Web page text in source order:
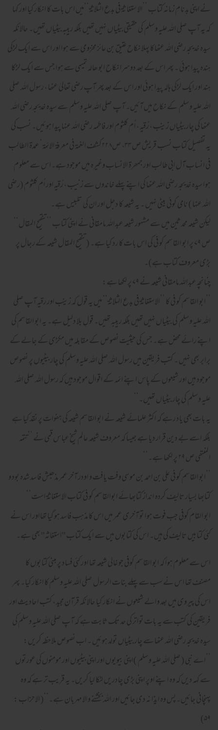
نے اپنی بدنامِ زمانہ کتاب ’’الا ستغا ثۃ فی بدع الثلاثۃ‘‘میں اس بات کا انکار کیا اور کہا
کہ یہ آپ صلی اللہ علیہ وسلم کی حقیقی بیٹیاں نہیں تھیں بلکہ ربیبہ بیٹیاں تھیں۔ حالانکہ
سیدہ خدیجہ رضی اللہ عنھاکا پہلا نکاح عتیق بن عائز مخزومی سے ہوا اور اس سے ایک لڑکی
ہندہ پیدا ہوئی ۔ پھر اس کے بعد دوسرا نکاح ابو ھالہ تمیمی سے ہوا جس سے ایک لڑکا
ہند اور ایک لڑکی ہالہ پیدا ہوئی اور اس کے بعد پھر آپ رضی تعالیٰ عنھا ، رسول اللہ صلی
اللہ علیہ وسلم کے نکاح میں آئیں۔ آپ صلی اللہ علیہ وسلم سے سیدہ خدیجہ رضی اللہ
عنھا کی چار بیٹیاں زینب ، رُقیہ ، اُم کلثوم اور فاطمہ رضی اللہ عنہا پیدا ہوئیں۔ نسب کی
یہ تفصیل کتاب نسب قریش ص ۳۳، ص۲۲۸کشف الغمۃ فی معرفۃ الائمۃ‘ عمدۃ الطالب
فی انساب آل ابی طالب اور جمھرۃ الانساب وغیرہ میں موجود ہے۔اس سے معلوم
ہوا سیدہ خدیجہ رضی اللہ عنھا کی اپنے پہلے خاندوں سے زنیب ، رُقیہ اور اُم کلثوم (رضی
اللہ عنہا ) نامی کوئی بیٹی نہیں ۔ یہ شیعہ کا دجل اور ان کی تلبیس ہے۔
لیکن شیعہ محدثین میں سے مشہور شیعہ عبداللہ مامقانی نے اپنی کتاب ’’تنقیح المقال‘‘
ص ۷۹ پر ابو القاسم کو فی کی اس بات کا رد کیا ہے۔ (تنقیح المقال شیعہ کے رجال پر
بڑی معروف کتاب ہے)۔
چنانچہ عبداللہ مامقانی شیعہ نے ۷۹ پر لکھا ہے:
’’ابو القاسم کو فی کا ’’الاستغاثۃ فی بدع الثلاثۃ‘‘ میں یہ قول کہ زینب اور رقیہ آپ صلی
اللہ علیہ وسلم کی بیٹیاں نہیں تھیں بلکہ ربیبہ تھیں۔ قولِ بلا دلیل ہے۔ یہ ابو القاسم کی
اپنے رائے محض ہے۔ جس کی حیثیت نصوص کے مقابلہ میں مکڑی کے جالے کے
برابر بھی نہیں ۔ کتب فریقین میں رسول اللہ صلی اللہ علیہ وسلم کی چار بیٹیوں پر نصوص
موجود ہیں اور شیعوں کے پاس اپنے ائمہ کے اقوال موجود ہیں کہ رسول اللہ صلی اللہ
علیہ وسلم کی چار بیٹیاں تھیں۔‘‘
یہ بات بھی یاد رہے کہ اکثر علمائے شیعہ نے ابو القاسم شیعہ کی ہفوات پر نقد کیا ہے
بلکہ اسے بے دین قرار دیا ہے جیسا کہ معروف شیعہ عالم شیخ عباس قمی نے ’’تتمہ
المنتھٰی ص ۲۹ پر لکھا ہے۔‘‘
’’ابو القاسم کو فی علی بن احمد بن موسی وفت یافت و اودر آخر عمر مذھبش فاسد شدہ بود و
کتابھا بسیار تالیف کردہ انداز کتابھائے ابوالقاسم کو فی کتاب الاستغاثۃ است‘‘
ابو القام کوفی جب فوت ہوا تو آخری عمر میں اس کا مذہب فاسد ہو گیا تھااور اس نے
کئی کتابیں تالیف کی ہیں۔ اس کی کتابوں میں سے ایک کتاب "استغاثہ" بھی ہے۔
اس سے معلوم ہوا کہ ابو القاسم کوفی جو غالی شیعہ تھا اور کئی فساد پر مبنی کتابوں کا
مصنف تھا اس نے سب سے پہلے بنات الرسول صلی اللہ علیہ وسلم کا انکار کیا۔ پھر
اس کی پیروی میں بعد والے شیعوں نے انکار کیا حالانکہ قرآن مجید ، کتب احادیث اور
فریقین کی کتب سے یہ بات تواتر کی حد تک ثابت ہے کہ آپ صلی اللہ علیہ وسلم کی
سیدہ خدیجہ رضی اللہ عنھا سے چار بیٹیاں تولد ہوئیں ۔ اب نصوص ملاحظہ کریں:
’’اے نبی ( صلی اللہ علیہ وسلم )اپنی بیویوں اور اپنی بیٹیوں اور مومنوں کی عورتوں
سے کہہ دیں کہ وہ اپنے اوپر اپنی بڑی چادریں لٹکا لیا کریں۔ یہ قریب تر ہے کہ وہ
پہنچانی جائیں۔پس وہ ایذا نہ دی جائیں اور اللہ بخشنے والا مہربان ہے۔‘‘(الاحزاب :
۵۹)